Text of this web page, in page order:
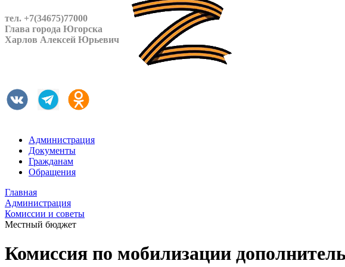
тел. +7(34675)77000
Глава города Югорска
Харлов Алексей Юрьевич
Администрация
Документы
Гражданам
Обращения
Главная
Администрация
Комиссии и советы
Местный бюджет
Комиссия по мобилизации